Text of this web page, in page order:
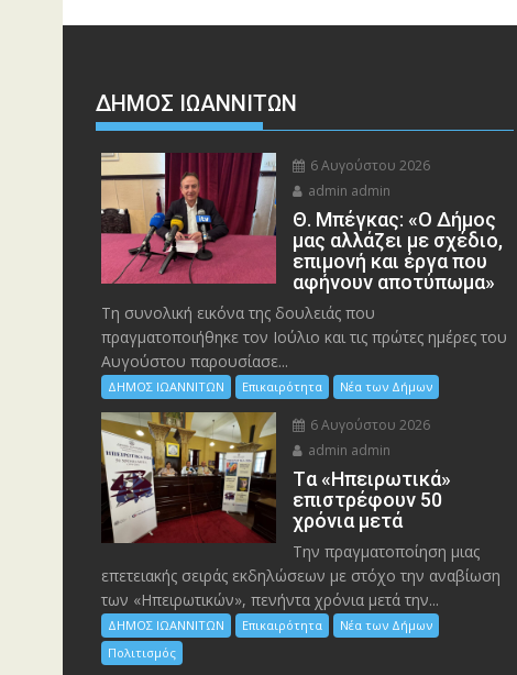
ΔΗΜΟΣ ΙΩΑΝΝΙΤΩΝ
6 Αυγούστου 2026
admin admin
Θ. Μπέγκας: «Ο Δήμος
μας αλλάζει με σχέδιο,
επιμονή και έργα που
αφήνουν αποτύπωμα»
Τη συνολική εικόνα της δουλειάς που
πραγματοποιήθηκε τον Ιούλιο και τις πρώτες ημέρες του
Αυγούστου παρουσίασε...
ΔΗΜΟΣ ΙΩΑΝΝΙΤΩΝ Επικαιρότητα Νέα των Δήμων
6 Αυγούστου 2026
admin admin
Tα «Ηπειρωτικά»
επιστρέφουν 50
χρόνια μετά
Την πραγματοποίηση μιας
επετειακής σειράς εκδηλώσεων με στόχο την αναβίωση
των «Ηπειρωτικών», πενήντα χρόνια μετά την...
ΔΗΜΟΣ ΙΩΑΝΝΙΤΩΝ Επικαιρότητα
Νέα των Δήμων
Πολιτισμός